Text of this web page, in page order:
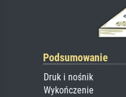
Podsumowanie
Druk i nośnik
Wykończenie